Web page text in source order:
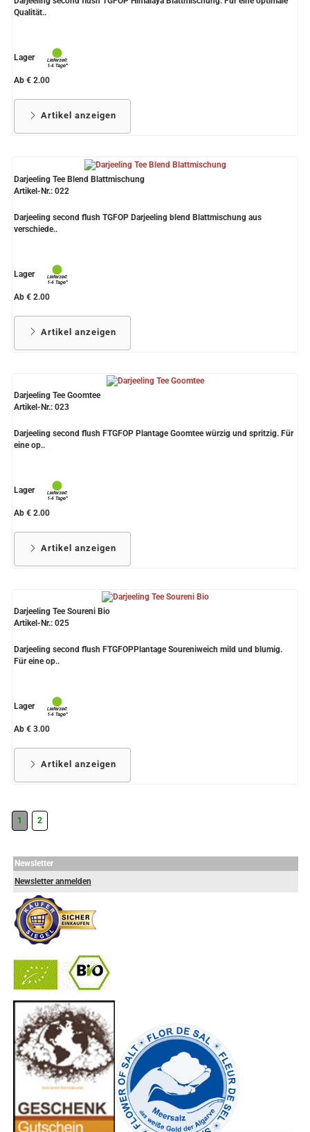
Qualität..
Lager
Ab € 2.00
Artikel anzeigen
Darjeeling Tee Blend Blattmischung
Artikel-Nr.: 022
Darjeeling second flush TGFOP Darjeeling blend Blattmischung aus
verschiede..
Lager
Ab € 2.00
Artikel anzeigen
Darjeeling Tee Goomtee
Artikel-Nr.: 023
Darjeeling second flush FTGFOP Plantage Goomtee würzig und spritzig. Für
eine op..
Lager
Ab € 2.00
Artikel anzeigen
Darjeeling Tee Soureni Bio
Artikel-Nr.: 025
Darjeeling second flush FTGFOPPlantage Soureniweich mild und blumig.
Für eine op..
Lager
Ab € 3.00
Artikel anzeigen
1 2
Newsletter
Newsletter anmelden